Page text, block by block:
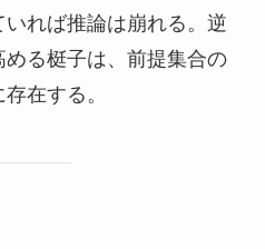
れば推論は崩れる。逆
る梃子は、前提集合の
在する。